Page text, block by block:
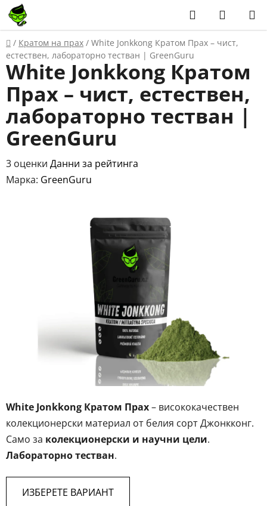
Преминаване
към
съдържанието
Търсене
ЗА
Начало
/ Кратом на прах / White Jonkkong Кратом Прах – чист,
естествен, лабораторно тестван | GreenGuru
White Jonkkong Кратом Прах– висококачествен
колекционерски материал от белия сорт Джонкконг.
Само за колекционерски и научни цели.
Лабораторно тестван.
ИЗБЕРЕТЕ ВАРИАНТ
White Jonkkong Кратом
Прах – чист, естествен,
лабораторно тестван |
GreenGuru
Средната
оценка
3 оценки Данни за рейтинга
Марка: GreenGuru